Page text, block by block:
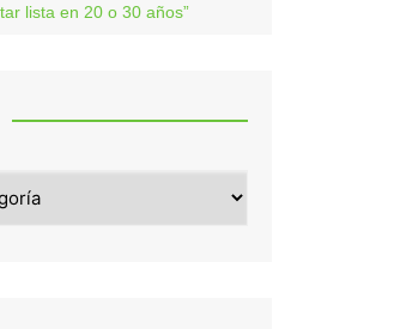
lista en 20 o 30 años”